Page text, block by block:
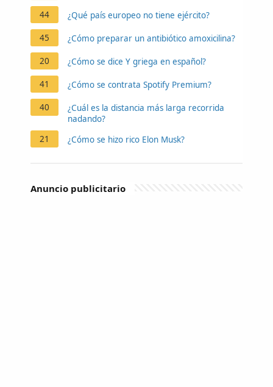
44 ¿Qué país europeo no tiene ejército?
45 ¿Cómo preparar un antibiótico amoxicilina?
20 ¿Cómo se dice Y griega en español?
41 ¿Cómo se contrata Spotify Premium?
40
¿Cuál es la distancia más larga recorrida
nadando?
21
¿Cómo se hizo rico Elon Musk?
Anuncio publicitario